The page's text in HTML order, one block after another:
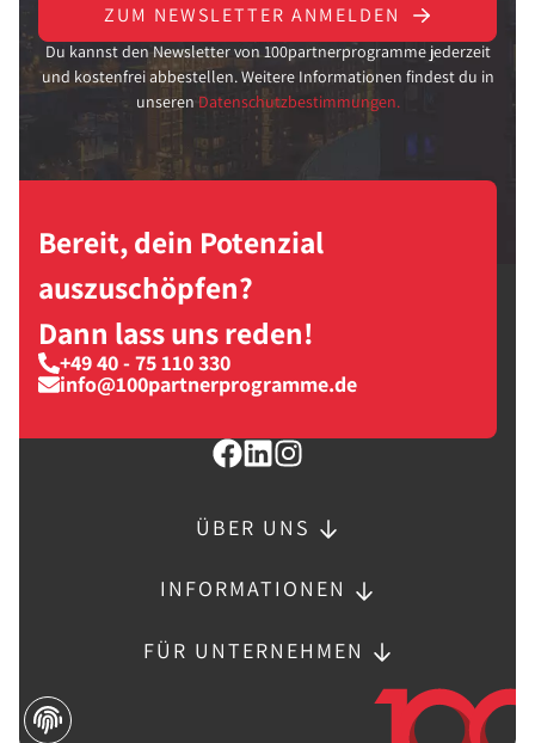
ZUM NEWSLETTER ANMELDEN
Du kannst den Newsletter von 100partnerprogramme jederzeit
und kostenfrei abbestellen. Weitere Informationen findest du in
unseren Datenschutzbestimmungen.
Bereit, dein Potenzial
auszuschöpfen?
Dann lass uns reden!
+49 40 - 75 110 330
info@100partnerprogramme.de
ÜBER UNS
INFORMATIONEN
FÜR UNTERNEHMEN